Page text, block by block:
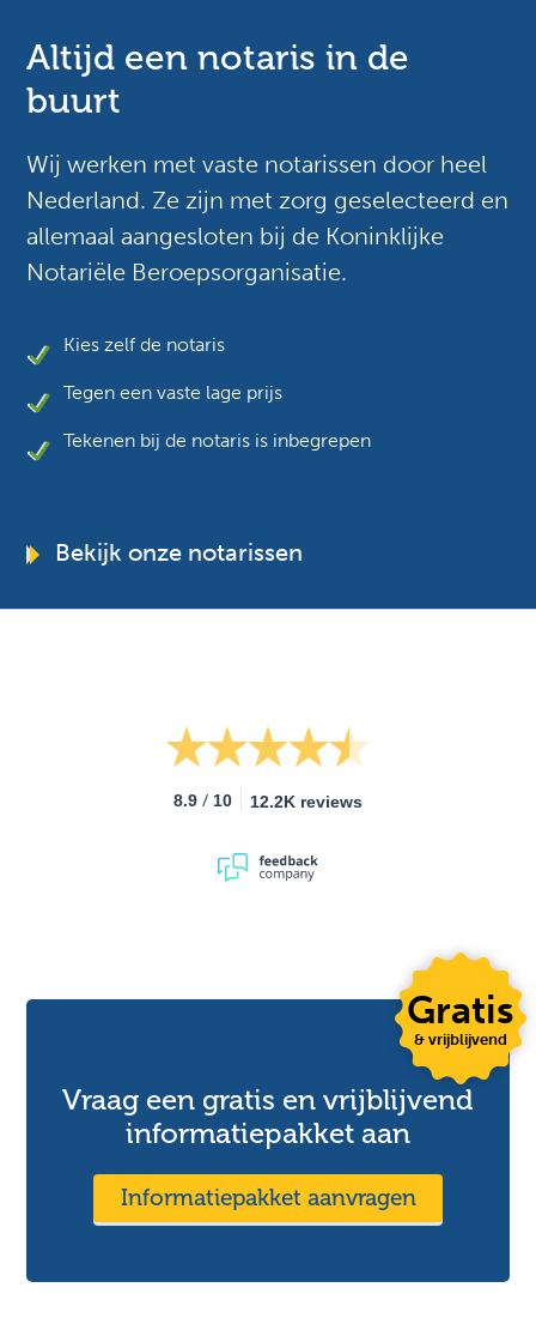
Altijd een notaris in de
buurt
Wij werken met vaste notarissen door heel
Nederland. Ze zijn met zorg geselecteerd en
allemaal aangesloten bij de Koninklijke
Notariële Beroepsorganisatie.
Kies zelf de notaris
Tegen een vaste lage prijs
Tekenen bij de notaris is inbegrepen
Bekijk onze notarissen
8.9 / 10 12.2K reviews
Vraag een gratis en vrijblijvend
informatiepakket aan
Informatiepakket aanvragen
Gratis
& vrijblijvend